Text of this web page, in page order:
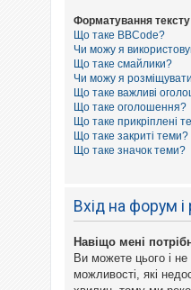
Форматування тексту
Що таке BBCode?
Чи можу я
Що таке смайлики?
Чи можу я
Що таке важливі
Що таке оголошення?
Що таке прикріплені
Що таке закриті теми?
Що таке значок теми?
Вхід на форум і
Навіщо мені
Ви можете цього і
можливості, які